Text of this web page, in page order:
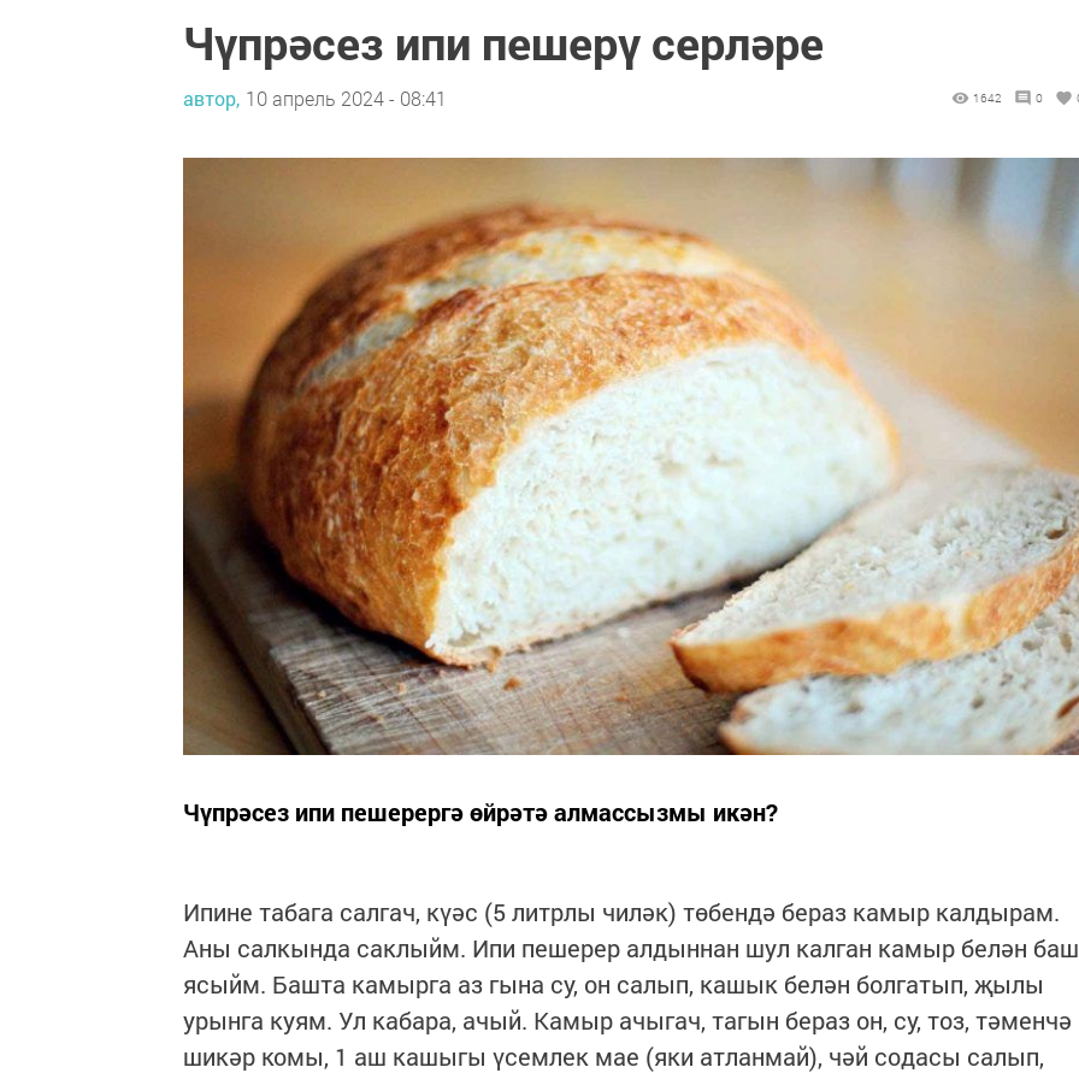
Чүпрәсез ипи пешерү серләре
автор, 10 апрель 2024 - 08:41 1642 0
Чүпрәсез ипи пешерергә өйрәтә алмассызмы икән?
Ипине табага салгач, күәс (5 литрлы чиләк) төбендә бераз камыр калдырам.
Аны салкында саклыйм. Ипи пешерер алдыннан шул калган камыр белән баш
ясыйм. Башта камырга аз гына су, он салып, кашык белән болгатып, җылы
урынга куям. Ул кабара, ачый. Камыр ачыгач, тагын бераз он, су, тоз, тәменчә
шикәр комы, 1 аш кашыгы үсемлек мае (яки атланмай), чәй содасы салып,